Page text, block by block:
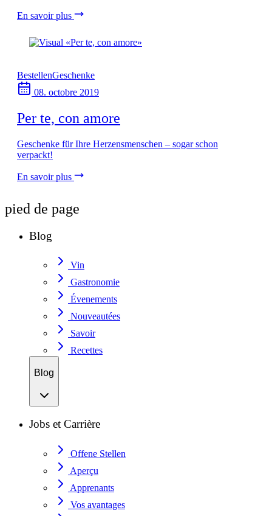
En savoir plus
BestellenGeschenke
08. octobre 2019
Per te, con amore
Geschenke für Ihre Herzensmenschen – sogar schon
verpackt!
En savoir plus
pied de page
Blog
Vin
Gastronomie
Évenements
Nouveautées
Savoir
Recettes
Blog
Jobs et Carrière
Offene Stellen
Aperçu
Apprenants
Vos avantages